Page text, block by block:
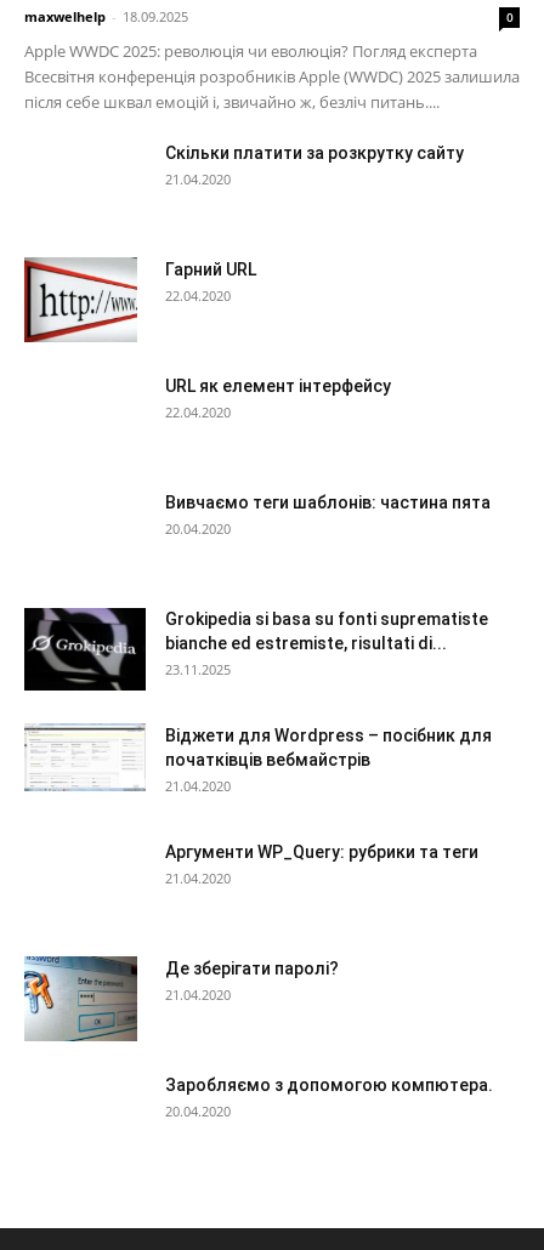
maxwelhelp - 18.09.2025 0
Apple WWDC 2025: революція чи еволюція? Погляд експерта
Всесвітня конференція розробників Apple (WWDC) 2025 залишила
після себе шквал емоцій і, звичайно ж, безліч питань....
Скільки платити за розкрутку сайту
21.04.2020
Гарний URL
22.04.2020
URL як елемент інтерфейсу
22.04.2020
Вивчаємо теги шаблонів: частина пята
20.04.2020
Grokipedia si basa su fonti suprematiste
bianche ed estremiste, risultati di...
23.11.2025
Віджети для Wordpress – посібник для
початківців вебмайстрів
21.04.2020
Аргументи WP_Query: рубрики та теги
21.04.2020
Де зберігати паролі?
21.04.2020
Заробляємо з допомогою компютера.
20.04.2020